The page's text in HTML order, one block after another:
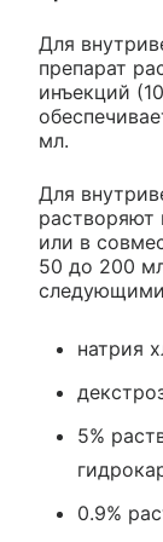
Для
препарат
инъекций
мл.
Для
растворяют
или в
50 до 200
натрия
5%
0.9%